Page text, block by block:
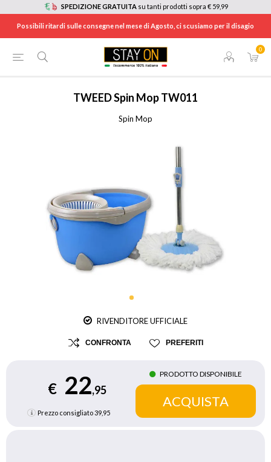
SPEDIZIONE GRATUITA su tanti prodotti sopra € 59,99
Possibili ritardi sulle consegne nel mese di Agosto, ci scusiamo per il disagio
0
/ ELETTRODOMESTICI
TWEEDSpin Mop TW011
Spin Mop
RIVENDITORE UFFICIALE
CONFRONTA PREFERITI
€ 22,95
Prezzo consigliato39,95
PRODOTTO DISPONIBILE